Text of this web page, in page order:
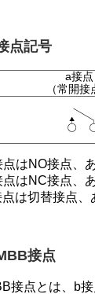
点記号
a接点
（常開接
点はNO接点、
点はNC接点、
は切替接点、
接点
接点とは、b